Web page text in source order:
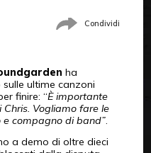
Condividi
ha
ultime canzoni
finire: “È importante
Vogliamo fare le
e compagno di band”.
a demo di oltre dieci